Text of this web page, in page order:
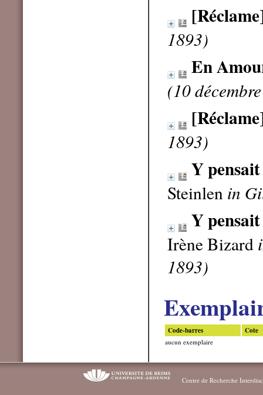
1893)
En
(10
1893)
Y
Steinlen in
Y
Irène Bizard
1893)
Code-barres Cote
aucun exemplaire
Centre de Recherche